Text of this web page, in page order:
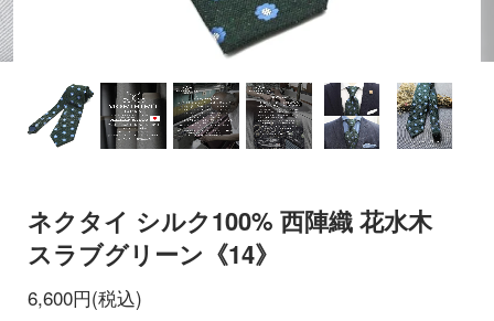
ネクタイ シルク100% 西陣織 花水木
スラブグリーン《14》
6,600円(税込)